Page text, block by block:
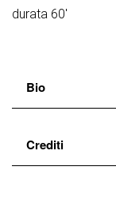
durata 60'
Bio
«Il lavoro sulla
politico; ci
Crediti